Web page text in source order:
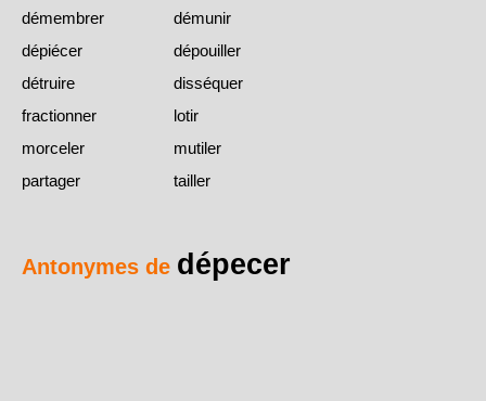
démembrer
démunir
dépiécer
dépouiller
détruire
disséquer
fractionner
lotir
morceler
mutiler
partager
tailler
Antonymes de dépecer